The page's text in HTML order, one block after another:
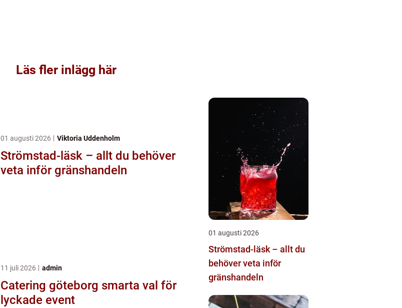
Läs fler inlägg här
01 augusti 2026 Viktoria Uddenholm
Strömstad-läsk – allt du behöver
veta inför gränshandeln
11 juli 2026 admin
Catering göteborg smarta val för
lyckade event
01 augusti 2026
Strömstad-läsk – allt du
behöver veta inför
gränshandeln